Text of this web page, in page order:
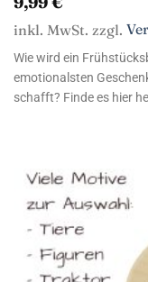
inkl. MwSt. zzgl.
Wie wird ein
emotionalsten
schafft? Finde es hier